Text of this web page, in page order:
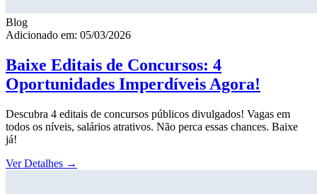
Blog
Adicionado em: 05/03/2026
Baixe Editais de Concursos: 4
Oportunidades Imperdíveis Agora!
Descubra 4 editais de concursos públicos divulgados! Vagas em
todos os níveis, salários atrativos. Não perca essas chances. Baixe
já!
Ver Detalhes →